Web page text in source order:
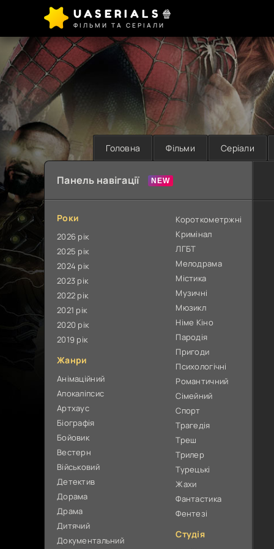
UASERIALS🍿
ФІЛЬМИ ТА СЕРІАЛИ
Головна Фільми Серіали
Панель навігації
Роки
2026 рік
2025 рік
2024 рік
2023 рік
2022 рік
2021 рік
2020 рік
2019 рік
Жанри
Анімаційний
Апокаліпсис
Артхаус
Біографія
Бойовик
Вестерн
Військовий
Детектив
Дорама
Драма
Дитячий
Документальний
Короткометржні
Кримінал
ЛГБТ
Мелодрама
Містика
Музичні
Мюзикл
Німе Кіно
Пародія
Пригоди
Психологічні
Романтичний
Сімейний
Спорт
Трагедія
Треш
Трилер
Турецькі
Жахи
Фантастика
Фентезі
Студія